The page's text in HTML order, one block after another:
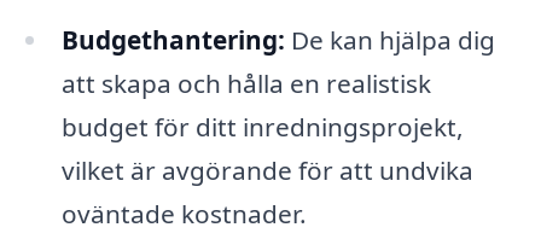
Budgethantering: De kan hjälpa dig
att skapa och hålla en realistisk
budget för ditt inredningsprojekt,
vilket är avgörande för att undvika
oväntade kostnader.